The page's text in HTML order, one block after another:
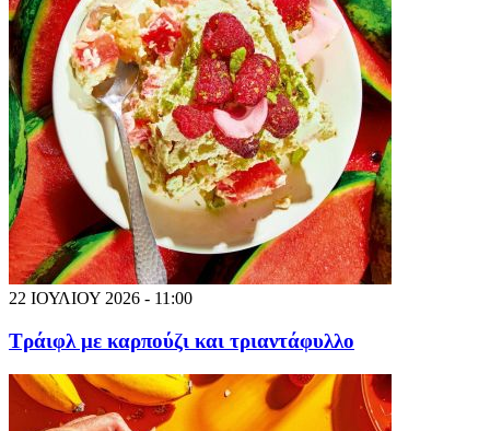
22 ΙΟΥΛΙΟΥ 2026 - 11:00
Τράιφλ με καρπούζι και τριαντάφυλλο